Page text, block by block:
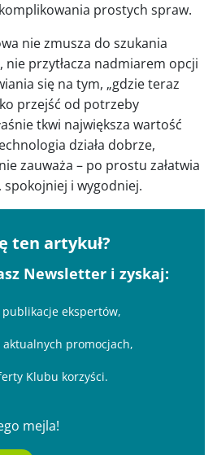
prostych spraw.
nie zmusza do szukania
przytłacza nadmiarem opcji
się na tym, „gdzie teraz
przejść od potrzeby
tkwi największa wartość
działa dobrze,
zauważa – po prostu załatwia
spokojniej i wygodniej.
ten artykuł?
Newsletter i zyskaj:
ekspertów,
promocjach,
Klubu korzyści.
mejla!